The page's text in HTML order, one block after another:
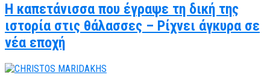
Η καπετάνισσα που έγραψε τη δική της
ιστορία στις θάλασσες – Ρίχνει άγκυρα σε
νέα εποχή